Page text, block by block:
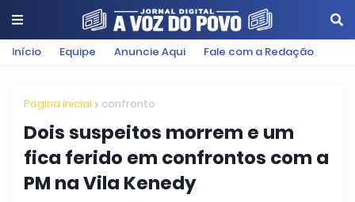
Início Equipe Anuncie Aqui Fale com a Redação
Página inicial confronto
Dois suspeitos morrem e um
fica ferido em confrontos com a
PM na Vila Kenedy